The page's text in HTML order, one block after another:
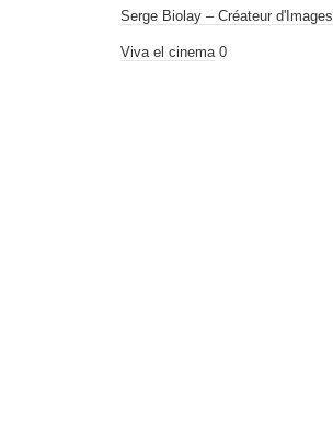
Serge Biolay – Créateur d'Images
Viva el cinema 0